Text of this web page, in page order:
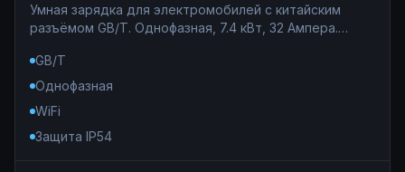
Умная зарядка для электромобилей с китайским
разъёмом GB/T. Однофазная, 7.4 кВт, 32 Ампера.
управление со смартфона, статистика потребления и
таймер для ночного тарифа. Работает при низком
GB/T
Однофазная
WiFi
Защита IP54